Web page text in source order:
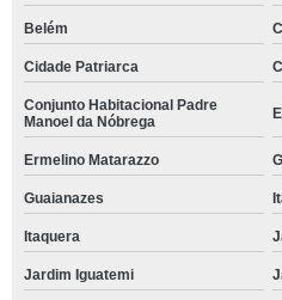
Belém
Cidade Patriarca
Conjunto Habitacional Padre
Manoel da Nóbrega
Ermelino Matarazzo
Guaianazes
Itaquera
Jardim Iguatemi